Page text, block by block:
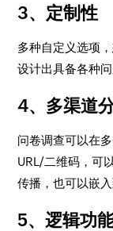
3、定制性
多种自定义选项
设计出具备各种
4、多渠道
问卷调查可以在
URL/二维码，可
传播，也可以嵌
5、逻辑功